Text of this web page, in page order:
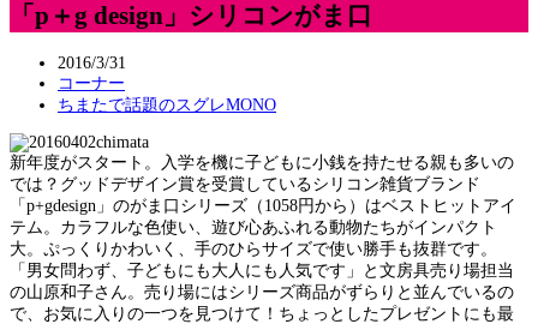
「p＋g design」シリコンがま口
2016/3/31
コーナー
ちまたで話題のスグレMONO
新年度がスタート。入学を機に子どもに小銭を持たせる親も多いの
では？グッドデザイン賞を受賞しているシリコン雑貨ブランド
「p+gdesign」のがま口シリーズ（1058円から）はベストヒットアイ
テム。カラフルな色使い、遊び心あふれる動物たちがインパクト
大。ぷっくりかわいく、手のひらサイズで使い勝手も抜群です。
「男女問わず、子どもにも大人にも人気です」と文房具売り場担当
の山原和子さん。売り場にはシリーズ商品がずらりと並んでいるの
で、お気に入りの一つを見つけて！ちょっとしたプレゼントにも最